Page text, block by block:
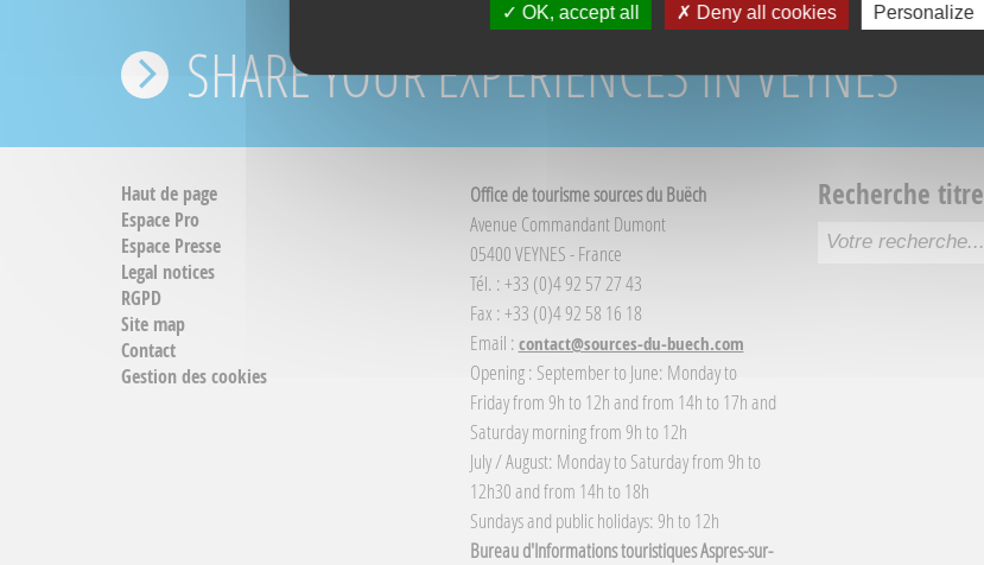
SHARE YOUR EXPERIENCES IN VEYNES
Haut de page
Espace Pro
Espace Presse
Legal notices
RGPD
Site map
Contact
Gestion des cookies
Office de tourisme sources du Buëch
Avenue Commandant Dumont
05400 VEYNES - France
Tél. : +33 (0)4 92 57 27 43
Fax : +33 (0)4 92 58 16 18
Email :contact@sources-du-buech.com
Opening : September to June: Monday to
Friday from 9h to 12h and from 14h to 17h and
Saturday morning from 9h to 12h
July / August: Monday to Saturday from 9h to
12h30 and from 14h to 18h
Sundays and public holidays: 9h to 12h
Bureau d'Informations touristiques Aspres-sur-
Recherche titre
OK, accept all Deny all cookies Personalize